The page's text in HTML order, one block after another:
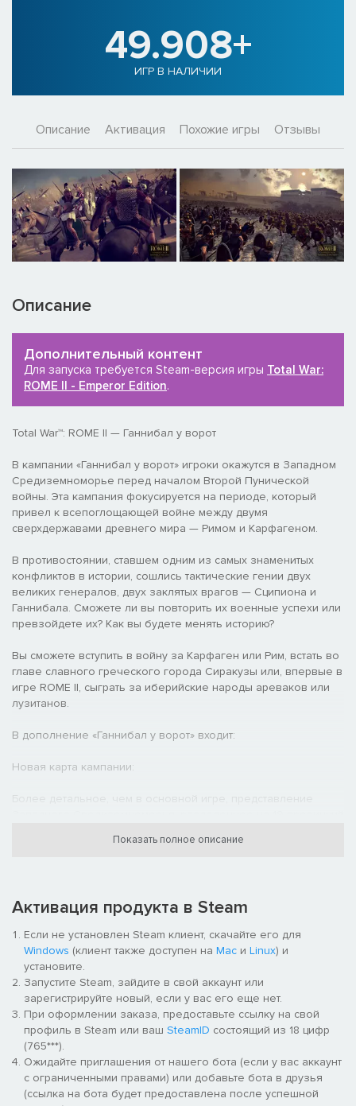
49.908+
ИГР В НАЛИЧИИ
Описание Активация Похожие игры Отзывы
Описание
Дополнительный контент
Для запуска требуется Steam-версия игры Total War:
ROME II - Emperor Edition.
Total War™: ROME II — Ганнибал у ворот
В кампании «Ганнибал у ворот» игроки окажутся в Западном
Средиземноморье перед началом Второй Пунической
войны. Эта кампания фокусируется на периоде, который
привел к всепоглощающей войне между двумя
сверхдержавами древнего мира — Римом и Карфагеном.
В противостоянии, ставшем одним из самых знаменитых
конфликтов в истории, сошлись тактические гении двух
великих генералов, двух заклятых врагов — Сципиона и
Ганнибала. Сможете ли вы повторить их военные успехи или
превзойдете их? Как вы будете менять историю?
Вы сможете вступить в войну за Карфаген или Рим, встать во
главе славного греческого города Сиракузы или, впервые в
игре ROME II, сыграть за иберийские народы ареваков или
лузитанов.
В дополнение «Ганнибал у ворот» входит:
Новая карта кампании:
державы, Рим и Карфаген, начинают игру в состоянии
заметно отличается и становится намного сложнее, чем игра
Технологии дипломатии:
У Рима и Карфагена появляется новое дерево гражданских
технологий, относящихся к дипломатии. Обе стороны
начинают игру, заручившись помощью союзников и
зависимых государств, и могут лишить противника поддержки
путем дипломатических интриг.
12 ходов в год:
Показать полное описание
Активация продукта в Steam
Если не установлен Steam клиент, скачайте его для
Windows (клиент также доступен на Mac и Linux) и
установите.
Запустите Steam, зайдите в свой аккаунт или
зарегистрируйте новый, если у вас его еще нет.
При оформлении заказа, предоставьте ссылку на свой
профиль в Steam или ваш SteamID состоящий из 18 цифр
(765***).
Ожидайте приглашения от нашего бота (если у вас аккаунт
с ограниченными правами) или добавьте бота в друзья
(ссылка на бота будет предоставлена после успешной